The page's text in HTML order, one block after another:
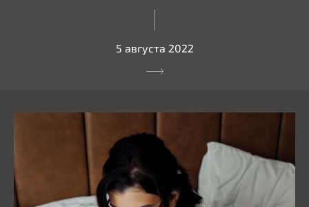
5 августа 2022